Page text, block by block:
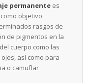
permanente es
objetivo
rasgos de
de pigmentos en la
cuerpo como las
así como para
o camuflar